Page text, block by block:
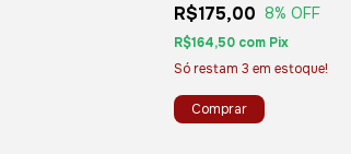
R$175,00 8% OFF
R$164,50 com Pix
Só restam3 em estoque!